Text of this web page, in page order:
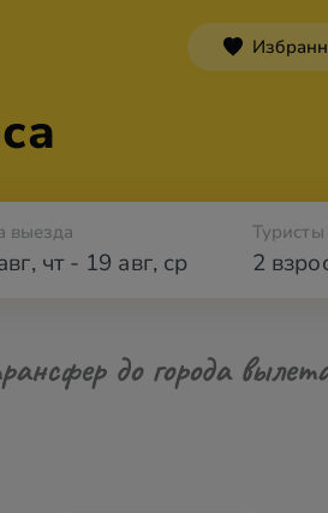
выезда
, чт- 19 авг, ср 2
Туристы
до города